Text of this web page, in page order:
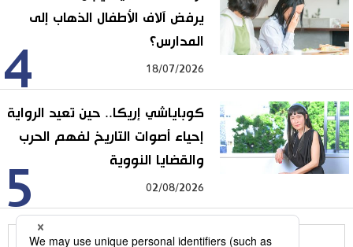
4
يرفض آلاف الأطفال الذهاب إلى
المدارس؟
18/07/2026
5
كوباياشي إريكا.. حين تعيد الرواية
إحياء أصوات التاريخ لفهم الحرب
والقضايا النووية
02/08/2026